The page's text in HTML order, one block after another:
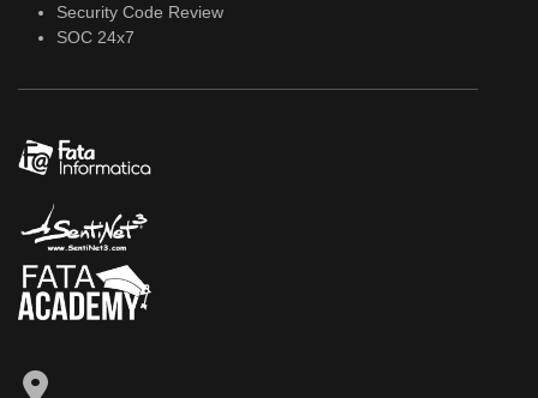
Security Code Review
SOC 24x7